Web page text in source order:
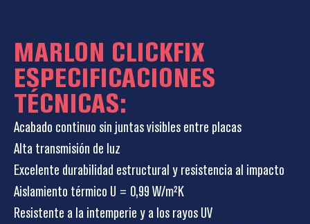
MARLON CLICKFIX
ESPECIFICACIONES
TÉCNICAS:
Acabado continuo sin juntas visibles entre placas
Alta transmisión de luz
Excelente durabilidad estructural y resistencia al impacto
Aislamiento térmico U = 0,99 W/m²K
Resistente a la intemperie y a los rayos UV